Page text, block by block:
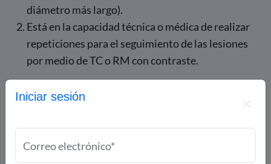
diámetro más largo).
Está en la capacidad técnica o médica de realizar
repeticiones para el seguimiento de las lesiones
por medio de TC o RM con contraste.
A continuación, coloque el tamaño de la lesión
o suma de las lesiones diana
Iniciar sesión
Correo electrónico*